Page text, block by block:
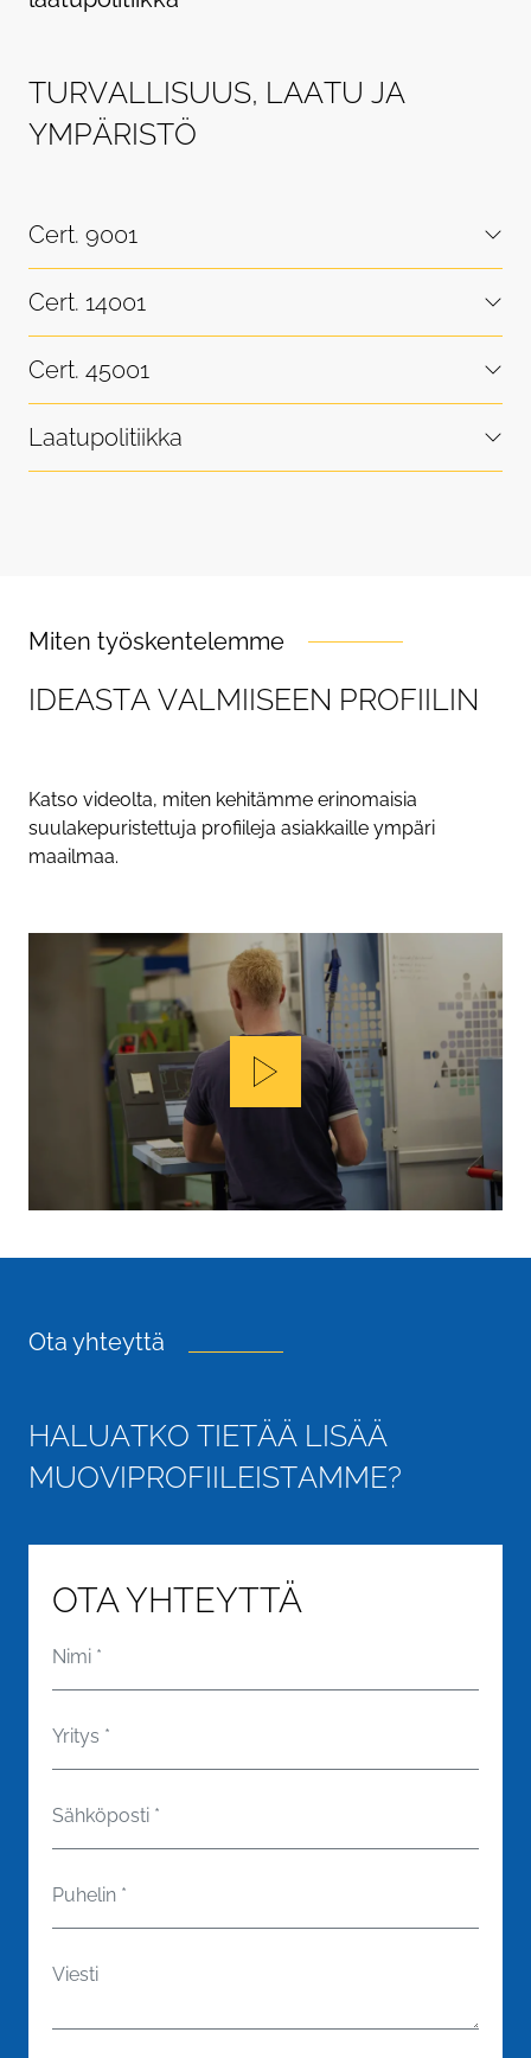
TURVALLISUUS, LAATU JA
YMPÄRISTÖ
Cert. 9001
Cert. 14001
Cert. 45001
Laatupolitiikka
Miten työskentelemme
IDEASTA VALMIISEEN PROFIILIN
Katso videolta, miten kehitämme erinomaisia
suulakepuristettuja profiileja asiakkaille ympäri
maailmaa.
Play
Ota yhteyttä
HALUATKO TIETÄÄ LISÄÄ
MUOVIPROFIILEISTAMME?
OTA YHTEYTTÄ
Nimi *
Yritys *
Sähköposti *
Puhelin *
Viesti